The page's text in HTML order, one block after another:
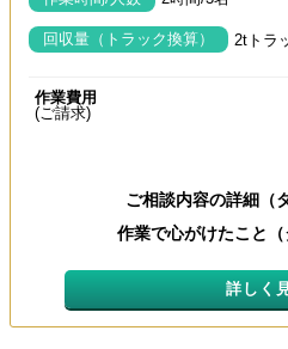
回収量（トラック換算） 2tトラ
作業費用
(ご請求)
ご相談内容の詳細（
作業で心がけたこと（
詳しく